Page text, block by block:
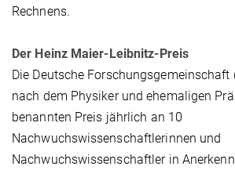
Rechnens.
Der Heinz Maier-Leibnitz-Preis
Die Deutsche Forschungsgemeinschaft
nach dem Physiker und ehemaligen
benannten Preis jährlich an 10
Nachwuchswissenschaftlerinnen und
Nachwuchswissenschaftler in